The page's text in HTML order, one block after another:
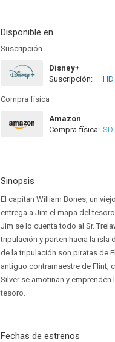
Disponible en...
Suscripción
Disney+
Suscripción:
HD
Compra física
Amazon
Compra física: SD
Sinopsis
El capitan William Bones, un
entrega a Jim el mapa del
Jim se lo cuenta todo al Sr.
tripulación y parten hacia la isla
de la tripulación son piratas de
antiguo contramaestre de Flint,
Silver se amotinan y
tesoro.
Fechas de estrenos